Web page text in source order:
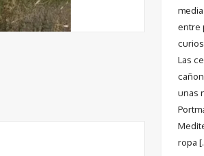
entre
Las
unas
ropa